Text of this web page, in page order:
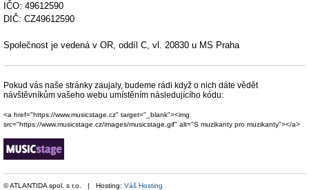
IČO: 49612590
DIČ: CZ49612590
Společnost je vedená v OR, oddíl C, vl. 20830 u MS Praha
Pokud vás naše stránky zaujaly, budeme rádi když o nich dáte vědět
návštěvníkům vašeho webu umístěním následujícího kódu:
<a href="https://www.musicstage.cz" target="_blank"><img
src="https://www.musicstage.cz/images/musicstage.gif" alt="S muzikanty pro muzikanty"></a>
© ATLANTIDA spol. s r.o. | Hosting: Váš Hosting